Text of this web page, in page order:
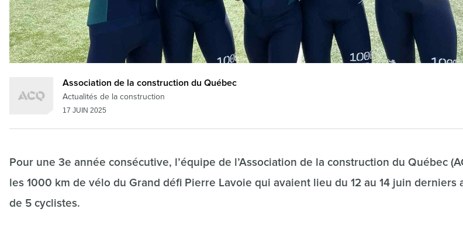
Association de la construction du Québec
Actualités de la construction
17 JUIN 2025
Pour une 3e année consécutive, l’équipe de l’Association de la construction du Québec
les 1000 km de vélo du Grand défi Pierre Lavoie qui avaient lieu du 12 au 14 juin derniers
de 5 cyclistes.